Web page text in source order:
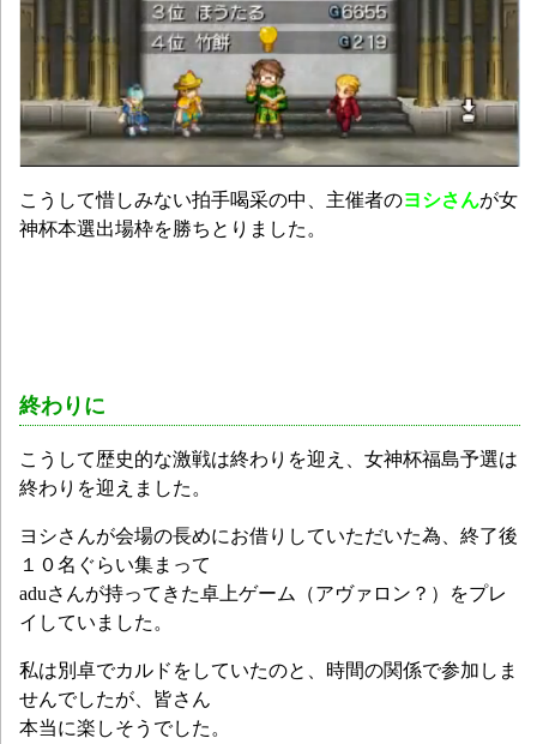
こうして惜しみない拍手喝采の中、主催者のヨシさんが女
神杯本選出場枠を勝ちとりました。
終わりに
こうして歴史的な激戦は終わりを迎え、女神杯福島予選は
終わりを迎えました。
ヨシさんが会場の長めにお借りしていただいた為、終了後
１０名ぐらい集まって
aduさんが持ってきた卓上ゲーム（アヴァロン？）をプレ
イしていました。
私は別卓でカルドをしていたのと、時間の関係で参加しま
せんでしたが、皆さん
本当に楽しそうでした。